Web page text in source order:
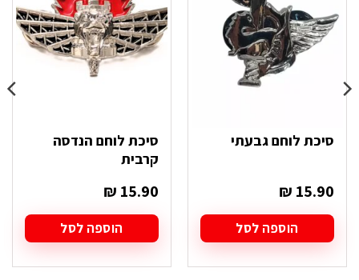
סיכת לוחם גבעתי
₪ 15.90
הוספה לסל
סיכת לוחם הנדסה
קרבית
₪ 15.90
הוספה לסל